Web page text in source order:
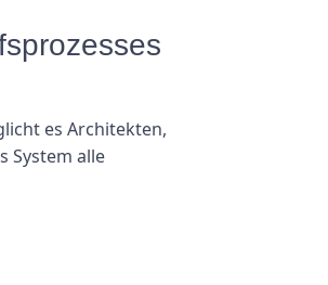
es Architekten,
System alle